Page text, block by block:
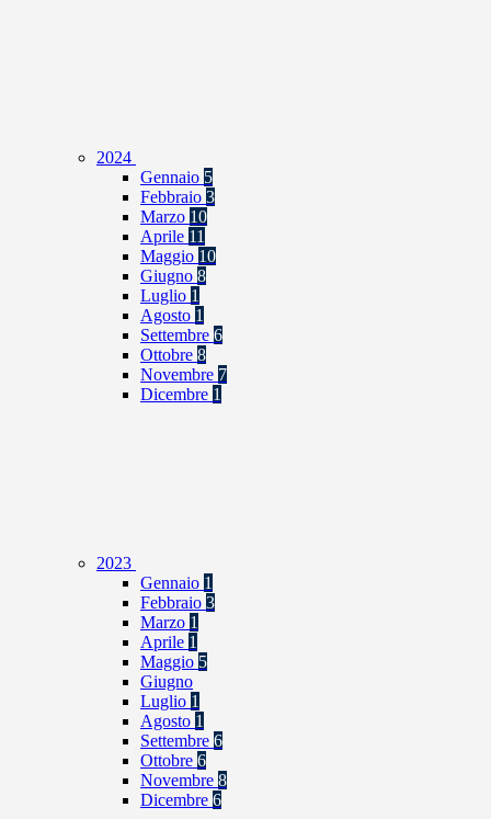
2024
Gennaio 5
Febbraio 3
Marzo 10
Aprile 11
Maggio 10
Giugno 8
Luglio 1
Agosto 1
Settembre 6
Ottobre 8
Novembre 7
Dicembre 1
2023
Gennaio 1
Febbraio 3
Marzo 1
Aprile 1
Maggio 5
Giugno
Luglio 1
Agosto 1
Settembre 6
Ottobre 6
Novembre 8
Dicembre 6